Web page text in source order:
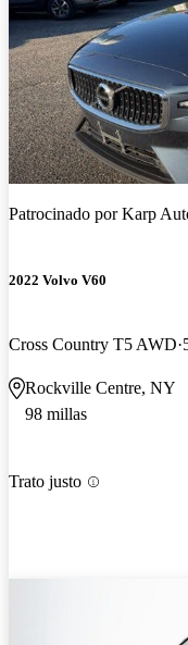
Patrocinado porKarp
2022 Volvo V60
Cross Country T5 AWD
Rockville Centre, NY
98 millas
Trato justo